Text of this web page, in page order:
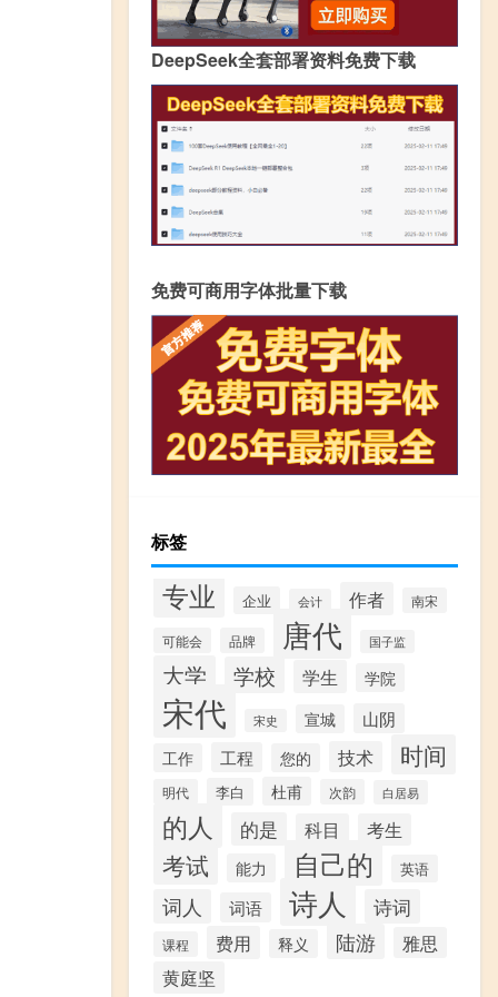
DeepSeek全套部署资料免费下载
免费可商用字体批量下载
标签
专业 企业 会计 作者 南宋
可能会 品牌 唐代 国子监
大学 学校 学生 学院
宋代 宋史 宣城 山阴
工作 工程 您的 技术 时间
明代 李白 杜甫 次韵 白居易
的人 的是 科目 考生
考试 能力 自己的 英语
词人 词语 诗人 诗词
课程 费用 释义 陆游 雅思
黄庭坚